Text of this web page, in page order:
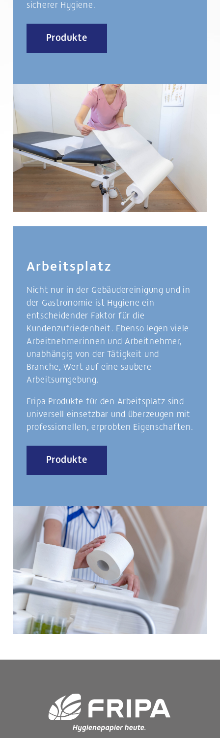
sicherer Hygiene.
Produkte
Arbeitsplatz
Nicht nur in der Gebäudereinigung und in
der Gastronomie ist Hygiene ein
entscheidender Faktor für die
Kundenzufriedenheit. Ebenso legen viele
Arbeitnehmerinnen und Arbeitnehmer,
unabhängig von der Tätigkeit und
Branche, Wert auf eine saubere
Arbeitsumgebung.
Fripa Produkte für den Arbeitsplatz sind
universell einsetzbar und überzeugen mit
professionellen, erprobten Eigenschaften.
Produkte